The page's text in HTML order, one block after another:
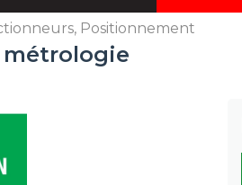
Positionnement
métrologie